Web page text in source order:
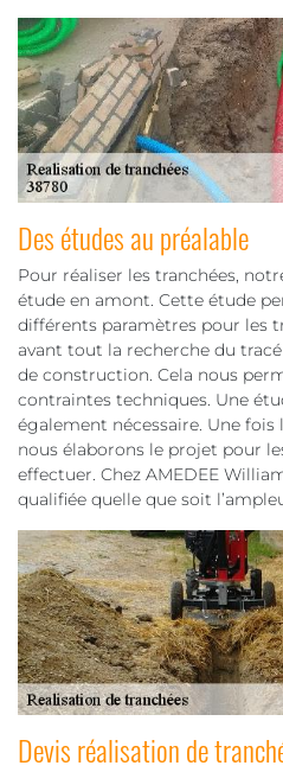
Des études au préalable
Pour réaliser les tranchées,
étude en amont. Cette étude
différents paramètres pour les
avant tout la recherche du
de construction. Cela nous
contraintes techniques. Une
également nécessaire. Une fois
nous élaborons le projet pour
effectuer. Chez AMEDEE
qualifiée quelle que soit
Devis réalisation de